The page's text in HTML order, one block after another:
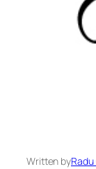
Written byRadu